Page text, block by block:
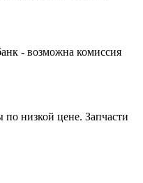
- возможна комиссия
низкой цене. Запчасти